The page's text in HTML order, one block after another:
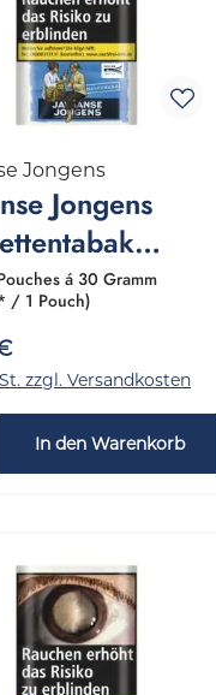
Jongens
Jongens
1 Gebinde
á 30 Gramm
/ 1 Pouch)
zzgl. Versandkosten
In den Warenkorb